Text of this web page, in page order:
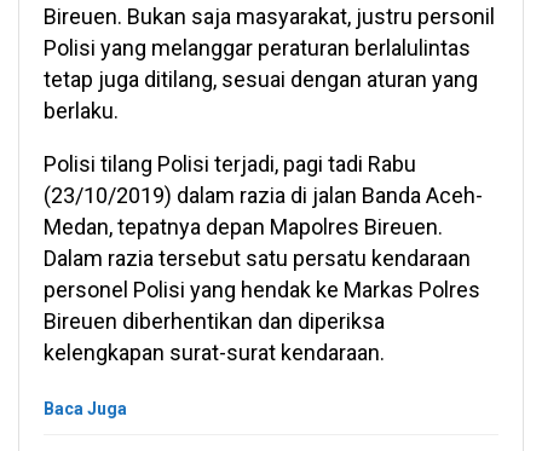
Bireuen. Bukan saja masyarakat, justru personil
Polisi yang melanggar peraturan berlalulintas
tetap juga ditilang, sesuai dengan aturan yang
berlaku.
Polisi tilang Polisi terjadi, pagi tadi Rabu
(23/10/2019) dalam razia di jalan Banda Aceh-
Medan, tepatnya depan Mapolres Bireuen.
Dalam razia tersebut satu persatu kendaraan
personel Polisi yang hendak ke Markas Polres
Bireuen diberhentikan dan diperiksa
kelengkapan surat-surat kendaraan.
Baca Juga